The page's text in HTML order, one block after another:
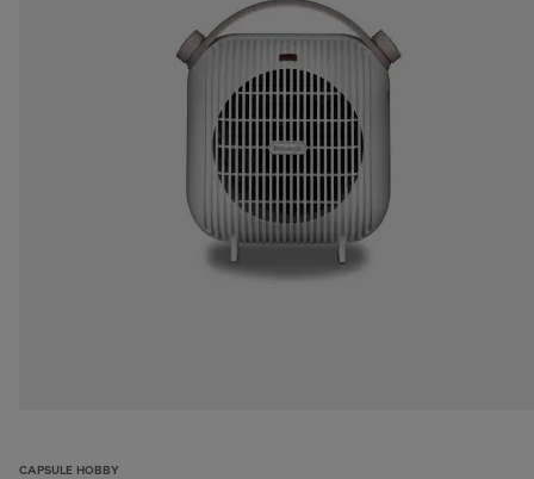
CAPSULE HOBBY